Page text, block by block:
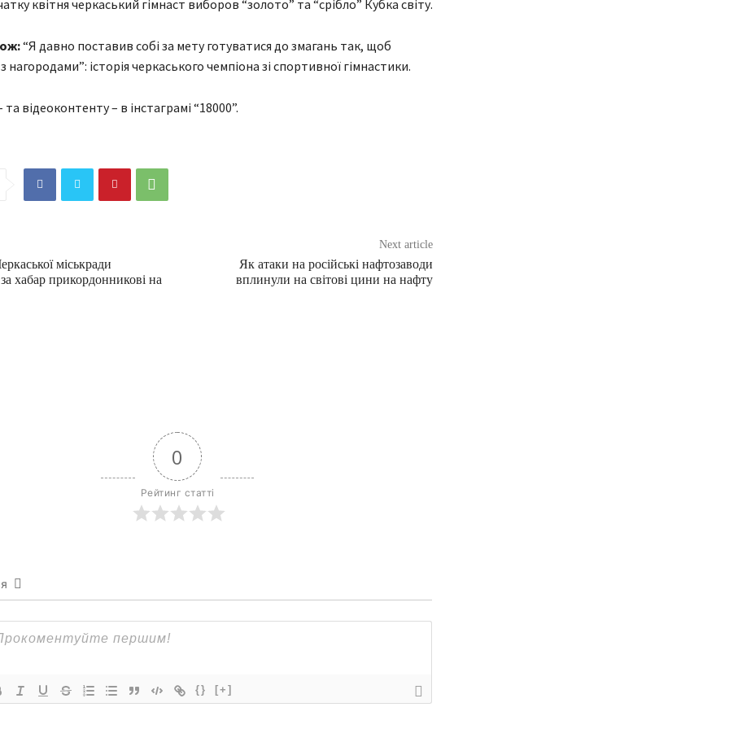
квітня черкаський гімнаст виборов “золото” та “срібло” Кубка світу.
“Я давно поставив собі за мету готуватися до змагань так, щоб
нагородами”: історія черкаського чемпіона зі спортивної гімнастики.
відеоконтенту – в інстаграмі “18000”.
міськради
хабар прикордонникові на
Next article
Як атаки на російські нафтозаводи
вплинули на світові цини на нафту
0
Рейтинг статті
{} [+]